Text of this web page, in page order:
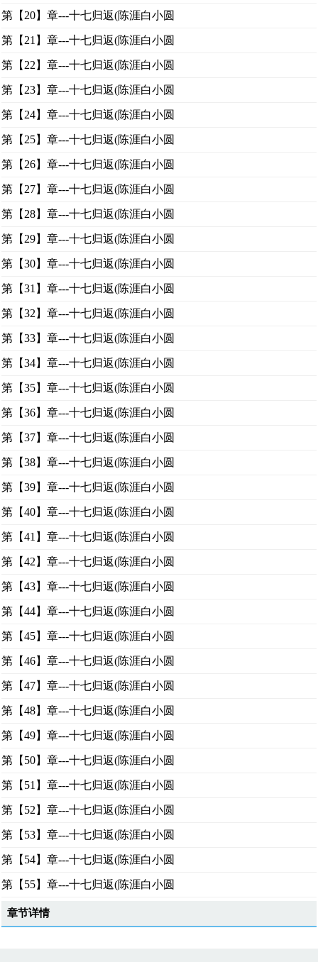
第【20】章---十七归返(陈涯白小圆
第【21】章---十七归返(陈涯白小圆
第【22】章---十七归返(陈涯白小圆
第【23】章---十七归返(陈涯白小圆
第【24】章---十七归返(陈涯白小圆
第【25】章---十七归返(陈涯白小圆
第【26】章---十七归返(陈涯白小圆
第【27】章---十七归返(陈涯白小圆
第【28】章---十七归返(陈涯白小圆
第【29】章---十七归返(陈涯白小圆
第【30】章---十七归返(陈涯白小圆
第【31】章---十七归返(陈涯白小圆
第【32】章---十七归返(陈涯白小圆
第【33】章---十七归返(陈涯白小圆
第【34】章---十七归返(陈涯白小圆
第【35】章---十七归返(陈涯白小圆
第【36】章---十七归返(陈涯白小圆
第【37】章---十七归返(陈涯白小圆
第【38】章---十七归返(陈涯白小圆
第【39】章---十七归返(陈涯白小圆
第【40】章---十七归返(陈涯白小圆
第【41】章---十七归返(陈涯白小圆
第【42】章---十七归返(陈涯白小圆
第【43】章---十七归返(陈涯白小圆
第【44】章---十七归返(陈涯白小圆
第【45】章---十七归返(陈涯白小圆
第【46】章---十七归返(陈涯白小圆
第【47】章---十七归返(陈涯白小圆
第【48】章---十七归返(陈涯白小圆
第【49】章---十七归返(陈涯白小圆
第【50】章---十七归返(陈涯白小圆
第【51】章---十七归返(陈涯白小圆
第【52】章---十七归返(陈涯白小圆
第【53】章---十七归返(陈涯白小圆
第【54】章---十七归返(陈涯白小圆
第【55】章---十七归返(陈涯白小圆
章节详情